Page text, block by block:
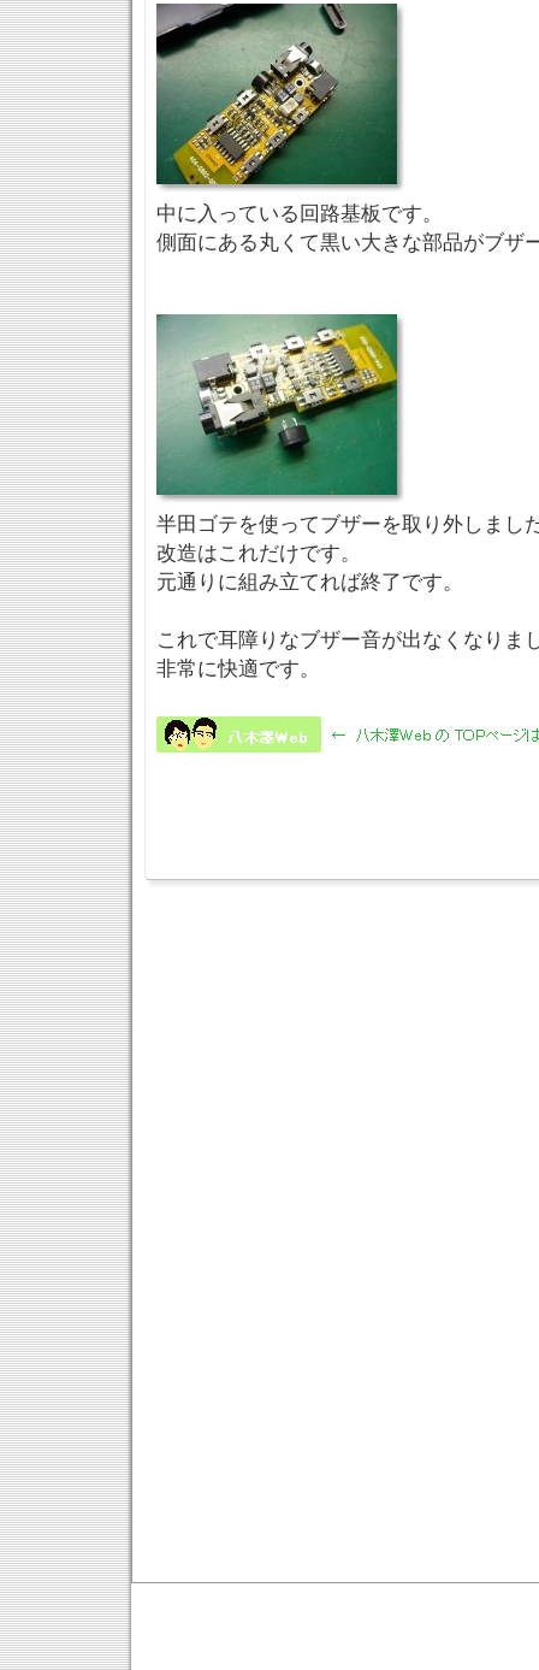
中に入っている回路基板です。
側面にある丸くて黒い大きな部品がブザ
半田ゴテを使ってブザーを取り外しまし
改造はこれだけです。
元通りに組み立てれば終了です。
これで耳障りなブザー音が出なくなりま
非常に快適です。